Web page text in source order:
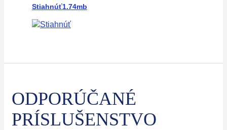
Stiahnúť1.74mb
ODPORÚČANÉ
PRÍSLUŠENSTVO